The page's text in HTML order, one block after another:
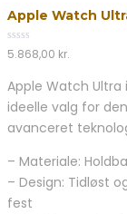
out
5
Apple Watch
0
out
5
5.868,00 kr.
Apple Watch Ultra
ideelle valg for
avanceret
– Materiale:
– Design: Tidløst
fest